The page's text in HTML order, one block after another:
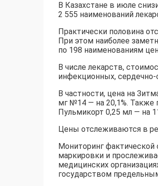
В Казахстане в июле
2 555 наименований
Практически половина
При этом наиболее
по 198 наименованиям
В числе лекарств,
инфекционных, сердечно-
В частности, цена на
мг №14 — на 20,1%.
Пульмикорт 0,25 мл — на
Цены отслеживаются в
Мониторинг
маркировки и
медицинских
государством